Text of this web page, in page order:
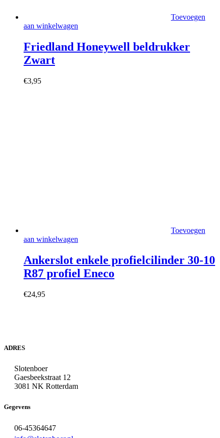
Toevoegen
aan winkelwagen
Friedland Honeywell beldrukker
Zwart
€3,95
Toevoegen
aan winkelwagen
Ankerslot enkele profielcilinder 30-10
R87 profiel Eneco
€24,95
ADRES
Slotenboer
Gaesbeekstraat 12
3081 NK Rotterdam
Gegevens
06-45364647